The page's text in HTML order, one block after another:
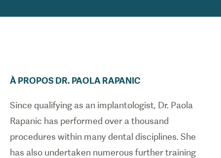
À PROPOSDR. PAOLA RAPANIC
Since qualifying as an implantologist, Dr. Paola
Rapanic has performed over a thousand
procedures within many dental disciplines. She
has also undertaken numerous further training